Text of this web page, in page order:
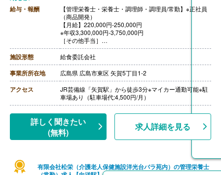
【賞与】年2回（計2.08ヶ月分）※前年度実績
【通勤手当】あり（上限50,000円/月）
【昇給】あり
【退職金】あり※勤続3年以上
給与・報酬
【管理栄養士・栄養士・調理師・調理員/常勤】※正社員
（商品開発）
【月給】220,000円-250,000円
※年収3,300,000円-3,750,000円
［その他手当］
・栄養士手当
・調理師手当
【賞与】年2回（計3.00ヶ月分）※理論値
【通勤手当】あり（上限6,500円/月）
【昇給】あり
【退職金】あり※勤続3年以上
++++++++++++++++++++
【管理栄養士・栄養士/常勤】※正社員（調理職）
※年収3,495,000円-3,750,000円
［その他手当］
・管理栄養士（又は栄養士）手当
【賞与】年2回（計3.00ヶ月分）※理論値
【退職金】あり※勤続3年以上
施設形態 給食委託会社
事業所所在地 広島県 広島市東区 矢賀5丁目1-2
アクセス
JR芸備線「矢賀駅」から徒歩3分※マイカー通勤可能※駐
車場あり（駐車場代:4,500円/月）
詳しく聞きたい
(無料)
求人詳細を見る
有限会社松栄（介護老人保健施設洋光台バラ苑内）の管理栄養士